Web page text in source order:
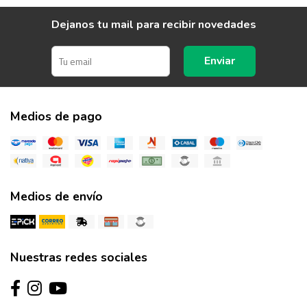
Dejanos tu mail para recibir novedades
Enviar
Medios de pago
Medios de envío
Nuestras redes sociales